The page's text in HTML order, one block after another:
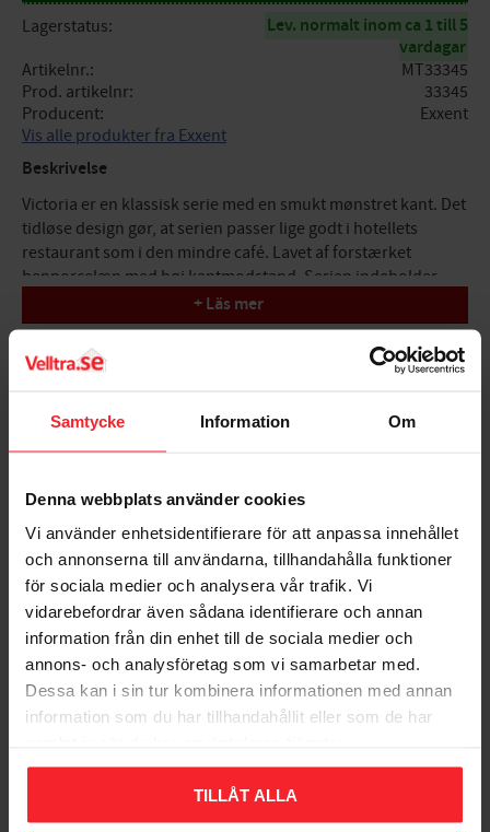
Samtycke Information Om
Denna webbplats använder cookies
Vi använder enhetsidentifierare för att anpassa innehållet
och annonserna till användarna, tillhandahålla funktioner
för sociala medier och analysera vår trafik. Vi
vidarebefordrar även sådana identifierare och annan
information från din enhet till de sociala medier och
annons- och analysföretag som vi samarbetar med.
Dessa kan i sin tur kombinera informationen med annan
information som du har tillhandahållit eller som de har
TILLÅT ALLA
Lagerstatus
Lev. normalt inom ca 1 till 5
vardagar
Artikelnr.
MT33345
Prod. artikelnr
33345
Producent
Exxent
Vis alle produkter fra Exxent
Beskrivelse
Victoria er en klassisk serie med en smukt mønstret kant. Det
tidløse design gør, at serien passer lige godt i hotellets
restaurant som i den mindre café. Lavet af forstærket
benporcelæn med høj kantmodstand. Serien indeholder
flere forskellige størrelser og produkter for en komplet
service.
Specifikationer
Tidløst design
Kantmodstandsdygtig
Diameter: 22,5 cm
Størrelse (LxBxH): 22,5x22,5x3,2 cm
Antal/pakke: 6 stk
+ Läs mer
Bliv den første, der giver en bedømmelse.
Populära produkter